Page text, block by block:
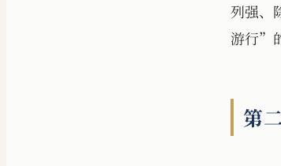
列强、
游行”
第